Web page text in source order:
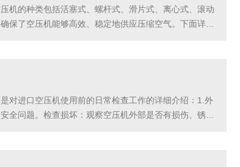
机的种类包括活塞式、螺杆式、滑片式、离心式、滚动
了空压机能够高效、稳定地供应压缩空气。下面详细
对进口空压机使用前的日常检查工作的详细介绍：1.外
问题。检查损坏：观察空压机外部是否有损伤、锈蚀